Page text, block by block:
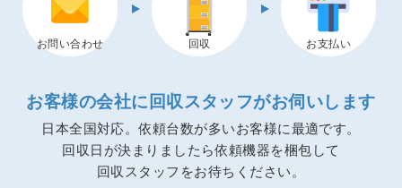
お問い合わせ 回収 お支払い
お客様の会社に回収スタッフがお伺いします
日本全国対応。依頼台数が多いお客様に最適です。
回収日が決まりましたら依頼機器を梱包して
回収スタッフをお待ちください。